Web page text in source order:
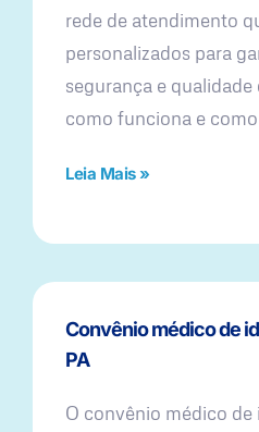
rede de atendimento
personalizados para
segurança e qualidade
como funciona e
Leia Mais »
Convênio médico de
PA
O convênio médico de